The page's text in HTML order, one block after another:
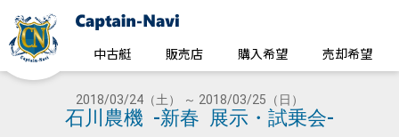
中古艇 販売店 購入希望 売却希望
2018/03/24（土） ～ 2018/03/25（日）
石川農機 -新春 展示・試乗会-